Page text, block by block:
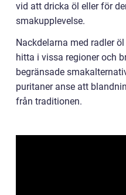
vid att dricka öl eller för
smakupplevelse.
Nackdelarna med radler
hitta i vissa regioner och
begränsade
puritaner anse att
från traditionen.